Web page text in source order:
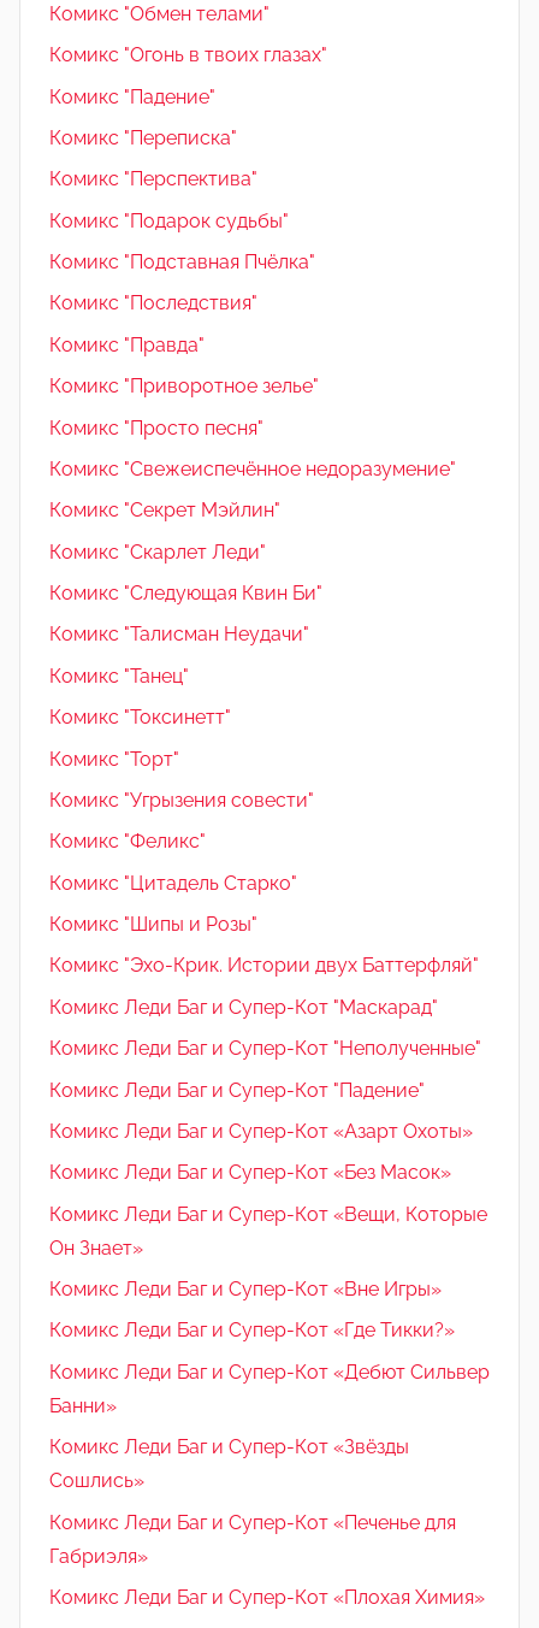
Комикс "Обмен телами"
Комикс "Огонь в твоих глазах"
Комикс "Падение"
Комикс "Переписка"
Комикс "Перспектива"
Комикс "Подарок судьбы"
Комикс "Подставная Пчёлка"
Комикс "Последствия"
Комикс "Правда"
Комикс "Приворотное зелье"
Комикс "Просто песня"
Комикс "Свежеиспечённое недоразумение"
Комикс "Секрет Мэйлин"
Комикс "Скарлет Леди"
Комикс "Следующая Квин Би"
Комикс "Талисман Неудачи"
Комикс "Танец"
Комикс "Токсинетт"
Комикс "Торт"
Комикс "Угрызения совести"
Комикс "Феликс"
Комикс "Цитадель Старко"
Комикс "Шипы и Розы"
Комикс "Эхо-Крик. Истории двух Баттерфляй"
Комикс Леди Баг и Супер-Кот "Маскарад"
Комикс Леди Баг и Супер-Кот "Неполученные"
Комикс Леди Баг и Супер-Кот "Падение"
Комикс Леди Баг и Супер-Кот «Азарт Охоты»
Комикс Леди Баг и Супер-Кот «Без Масок»
Комикс Леди Баг и Супер-Кот «Вещи, Которые
Он Знает»
Комикс Леди Баг и Супер-Кот «Вне Игры»
Комикс Леди Баг и Супер-Кот «Где Тикки?»
Комикс Леди Баг и Супер-Кот «Дебют Сильвер
Банни»
Комикс Леди Баг и Супер-Кот «Звёзды
Сошлись»
Комикс Леди Баг и Супер-Кот «Печенье для
Габриэля»
Комикс Леди Баг и Супер-Кот «Плохая Химия»